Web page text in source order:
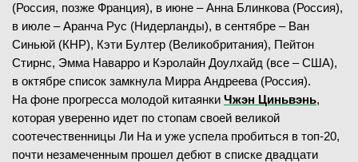
(Россия, позже Франция), в июне – Анна Блинкова (Россия),
в июле – Аранча Рус (Нидерланды), в сентябре – Ван
Синьюй (КНР), Кэти Бултер (Великобритания), Пейтон
Стирнс, Эмма Наварро и Кэролайн Доулхайд (все – США),
в октябре список замкнула Мирра Андреева (Россия).
На фоне прогресса молодой китаянки Чжэн Циньвэнь,
которая уверенно идет по стопам своей великой
соотечественницы Ли На и уже успела пробиться в топ-20,
почти незамеченным прошел дебют в списке двадцати